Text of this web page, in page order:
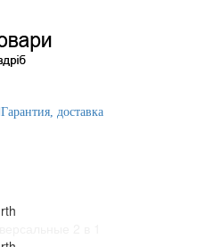
Гарантия, доставка